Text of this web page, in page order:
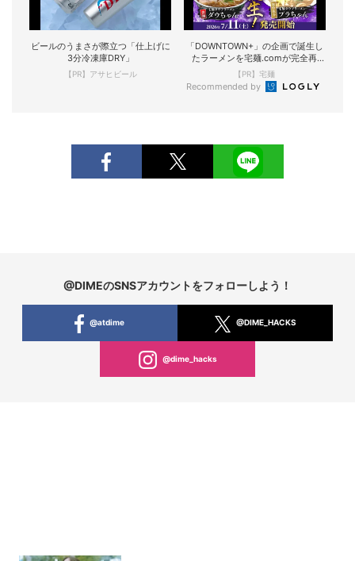
ビールのうまさが際立つ「仕上げに
3分冷凍庫DRY」
【PR】アサヒビール
「DOWNTOWN+」の企画で誕生し
たラーメンを宅麺.comが完全再
現！
【PR】宅麺
Recommended by
@DIMEのSNSアカウントをフォローしよう！
@atdime @DIME_HACKS
@dime_hacks